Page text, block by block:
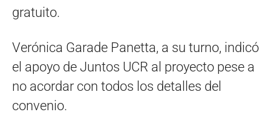
gratuito.
Verónica Garade Panetta, a su turno, indicó
el apoyo de Juntos UCR al proyecto pese a
no acordar con todos los detalles del
convenio.